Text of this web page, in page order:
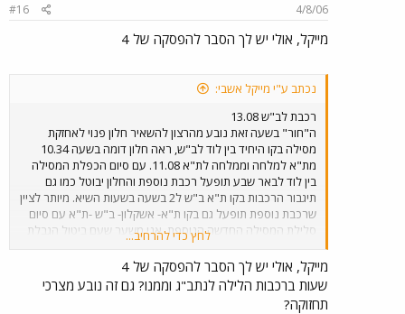
4/8/06
#16
מייקל, אולי יש לך הסבר להפסקה של 4
נכתב ע"י מייקל אשבי:
רכבת לב"ש 13.08
ה"חור" בשעה זאת נובע מהרצון להשאיר חלון פנוי לאחזקת
מסילה בקו היחיד בין לוד לב"ש, ראה חלון דומה בשעה 10.34
מת"א למלחה וממלחה לת"א 11.08. עם סיום הכפלת המסילה
בין לוד לבאר שבע תופעל רכבת נוספת והחלון יבוטל כמו גם
תיגבור הרכבות בקו ת"א ב"ש ל2 בשעה בשעות השיא. מיותר לציין
שרכבת נוספת תופעל גם בקו ת"א- אשקלון- ב"ש -ת"א עם סיום
סלילת המסילה החדשה הנוספת. אני משער שעם ביטול הגבלת
המהירות ב02.09.06 יחזור השרות למצב "טרום ההגבלה" כלומר
עמידה בזמנים ברמה של כ90%_+.
לחץ כדי להרחיב...
מייקל, אולי יש לך הסבר להפסקה של 4
שעות ברכבות הלילה לנתב"ג וממנו? גם זה נובע מצרכי
תחזוקה?